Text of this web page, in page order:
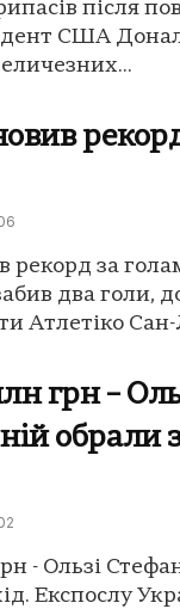
після
США
рекорд за
два голи,
Атлетіко Сан-
грн –
обрали
- Ользі
Експослу